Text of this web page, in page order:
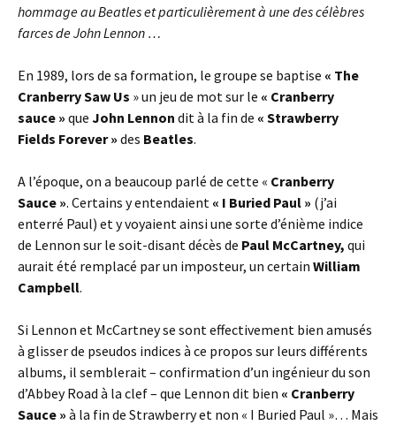
hommage au Beatles et particulièrement à une des célèbres
farces de John Lennon …
En 1989, lors de sa formation, le groupe se baptise « The
Cranberry Saw Us » un jeu de mot sur le « Cranberry
sauce » que John Lennon dit à la fin de « Strawberry
Fields Forever » des Beatles.
A l’époque, on a beaucoup parlé de cette « Cranberry
Sauce ». Certains y entendaient « I Buried Paul » (j’ai
enterré Paul) et y voyaient ainsi une sorte d’énième indice
de Lennon sur le soit-disant décès de Paul McCartney, qui
aurait été remplacé par un imposteur, un certain William
Campbell.
Si Lennon et McCartney se sont effectivement bien amusés
à glisser de pseudos indices à ce propos sur leurs différents
albums, il semblerait – confirmation d’un ingénieur du son
d’Abbey Road à la clef – que Lennon dit bien « Cranberry
Sauce » à la fin de Strawberry et non « I Buried Paul »… Mais